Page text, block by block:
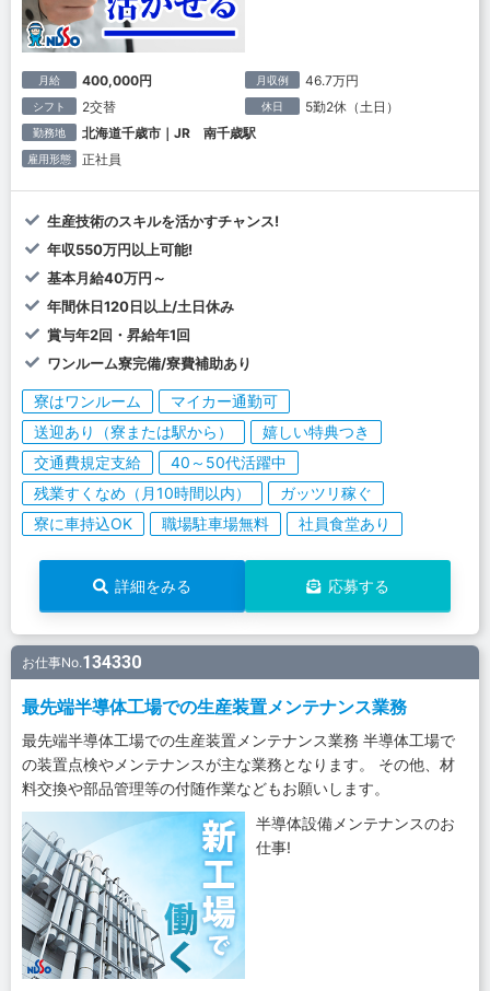
月給 400,000円 月収例 46.7万円
シフト 2交替 休日 5勤2休（土日）
勤務地 北海道千歳市｜JR 南千歳駅
雇用形態 正社員
生産技術のスキルを活かすチャンス!
年収550万円以上可能!
基本月給40万円～
年間休日120日以上/土日休み
賞与年2回・昇給年1回
ワンルーム寮完備/寮費補助あり
寮はワンルーム
マイカー通勤可
送迎あり（寮または駅から）
嬉しい特典つき
交通費規定支給
40～50代活躍中
残業すくなめ（月10時間以内）
ガッツリ稼ぐ
寮に車持込OK
職場駐車場無料 社員食堂あり
詳細をみる 応募する
お仕事No.134330
最先端半導体工場での生産装置メンテナンス業務
最先端半導体工場での生産装置メンテナンス業務 半導体工場で
の装置点検やメンテナンスが主な業務となります。 その他、材
料交換や部品管理等の付随作業などもお願いします。
半導体設備メンテナンスのお
仕事!